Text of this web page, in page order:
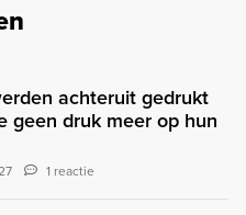
achteruit gedrukt
geen druk meer op hun
1 reactie